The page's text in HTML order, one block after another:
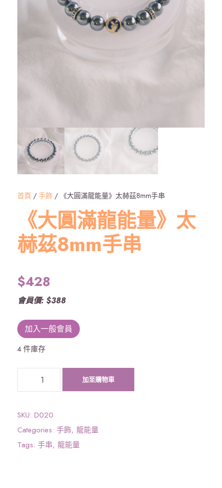
首頁 / 手飾 / 《大圓滿龍能量》太赫茲8mm手串
《大圓滿龍能量》太
赫茲8mm手串
$428
會員價: $388
加入一般會員
4 件庫存
滿
龍
能
加至購物車
SKU: D020
Categories: 手飾, 龍能量
Tags: 手串, 龍能量